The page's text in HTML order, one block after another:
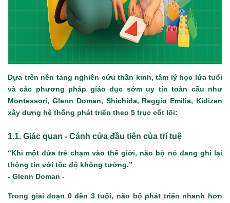
Dựa trên nền tảng nghiên cứu thần kinh, tâm lý học lứa tuổi
và các phương pháp giáo dục sớm uy tín toàn cầu như
Montessori, Glenn Doman, Shichida, Reggio Emilia, Kidizen
xây dựng hệ thống phát triển theo 5 trục cốt lõi:
1.1. Giác quan - Cánh cửa đầu tiên của trí tuệ
“Khi một đứa trẻ chạm vào thế giới, não bộ nó đang ghi lại
thông tin với tốc độ không tưởng.”
- Glenn Doman -
Trong giai đoạn 0 đến 3 tuổi, não bộ phát triển nhanh hơn